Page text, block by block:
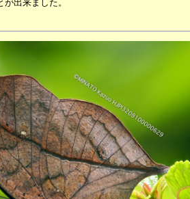
出来ました。